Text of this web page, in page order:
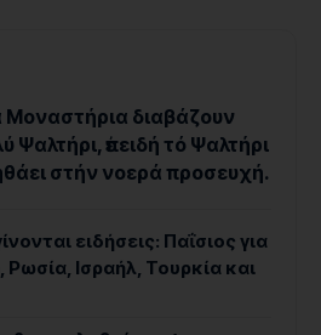
Μοναστήρια διαβάζουν
Ψαλτήρι, ἐπειδή τό Ψαλτήρι
στήν νοερά προσευχή.
ειδήσεις: Παΐσιος για
Ρωσία, Ισραήλ, Τουρκία και